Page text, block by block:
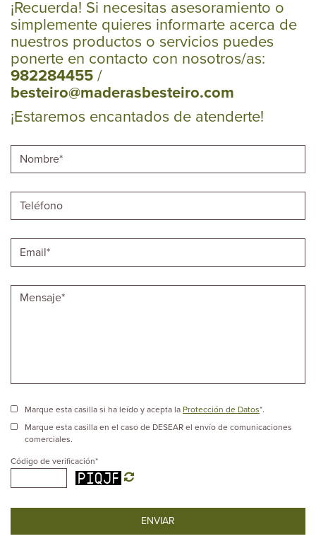
¡Recuerda! Si necesitas asesoramiento o
simplemente quieres informarte acerca de
nuestros productos o servicios puedes
ponerte en contacto con nosotros/as:
982284455 /
besteiro@maderasbesteiro.com
¡Estaremos encantados de atenderte!
Marque esta casilla si ha leído y acepta la Protección de Datos*.
Marque esta casilla en el caso de DESEAR el envío de comunicaciones
comerciales.
Código de verificación*